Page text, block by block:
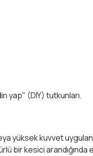
yap" (DIY) tutkunları.
yüksek kuvvet
bir kesici arandığında